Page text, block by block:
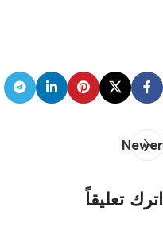
Newer
اترك تعليقاً